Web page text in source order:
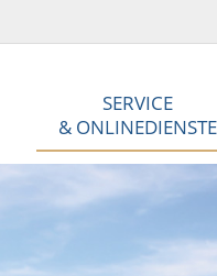
SERVICE
& ONLINEDIENSTE